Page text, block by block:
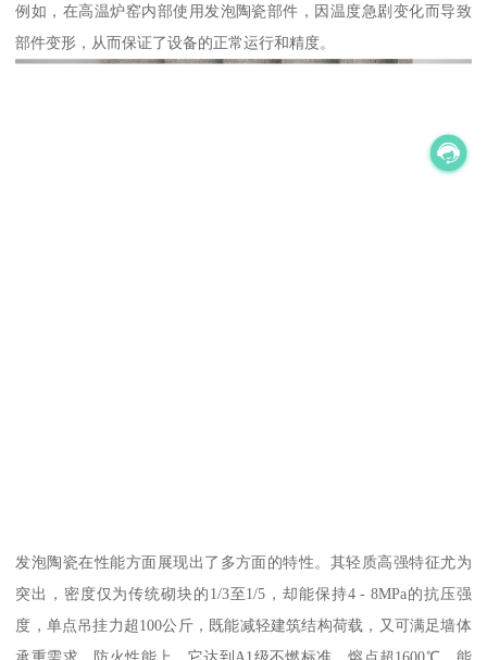
例如，在高温炉窑内部使用发泡陶瓷部件，因温度急剧变化而导致
部件变形，从而保证了设备的正常运行和精度。
发泡陶瓷在性能方面展现出了多方面的特性。其轻质高强特征尤为
突出，密度仅为传统砌块的1/3至1/5，却能保持4 - 8MPa的抗压强
度，单点吊挂力超100公斤，既能减轻建筑结构荷载，又可满足墙体